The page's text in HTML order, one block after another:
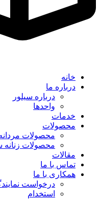
خانه
درباره ما
درباره سیلور
واحدها
خدمات
محصولات
محصولات
محصولات زنانه
مقالات
تماس با ما
همکاری با ما
درخواست
استخدام